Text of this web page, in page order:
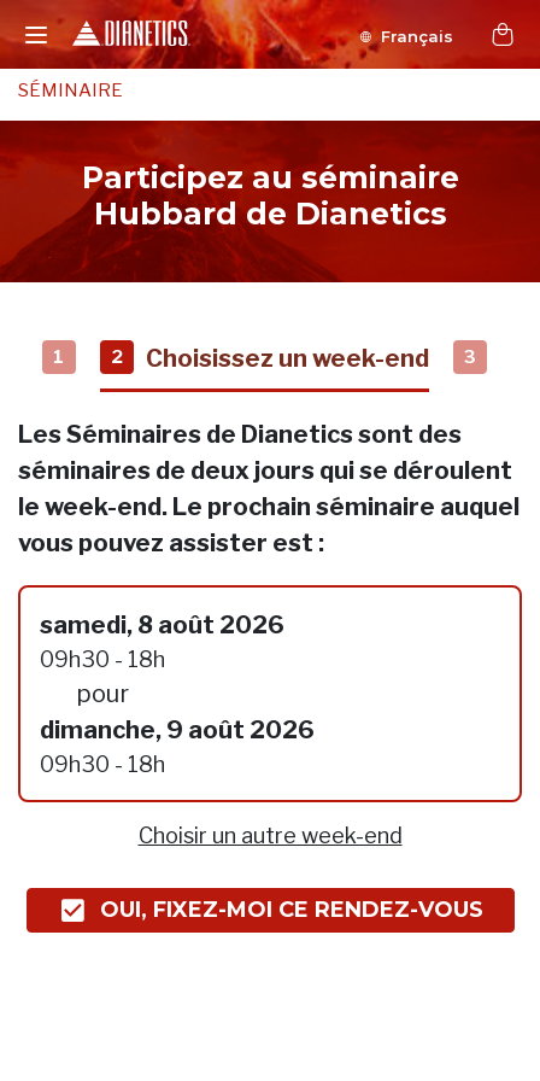
Français
SÉMINAIRE
Participez au séminaire
Hubbard de Dianetics
1 2 Choisissez un week-end 3
Les Séminaires de Dianetics sont des
séminaires de deux jours qui se déroulent
le week-end. Le prochain séminaire auquel
vous pouvez assister est :
samedi, 8 août 2026
09h30 - 18h
pour
dimanche, 9 août 2026
09h30 - 18h
Choisir un autre week-end
OUI, FIXEZ-MOI CE RENDEZ-VOUS